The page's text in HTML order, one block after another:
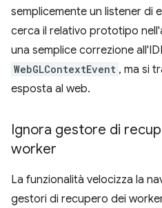
semplicemente un listener di
cerca il relativo prototipo
una semplice correzione
WebGLContextEvent , ma si
esposta al web.
Ignora gestore di
worker
La funzionalità velocizza la
gestori di recupero dei